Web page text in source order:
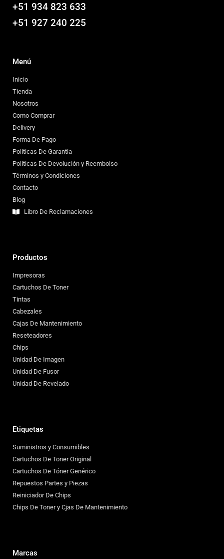
+51 934 823 633
+51 927 240 225
Menú
Inicio
Tienda
Nosotros
Como Comprar
Delivery
Forma De Pago
Politicas De Garantia
Politicas De Devolución y Reembolso
Términos y Condiciones
Contacto
Blog
Libro De Reclamaciones
Productos
Impresoras
Cartuchos De Toner
Tintas
Cabezales
Cajas De Mantenimiento
Reseteadores
Chips
Unidad De Imagen
Unidad De Fusor
Unidad De Revelado
Etiquetas
Suministros y Consumibles
Cartuchos De Toner Original
Cartuchos De Tóner Genérico
Repuestos Partes y Piezas
Reiniciador De Chips
Chips De Toner y Cjas De Mantenimiento
Marcas